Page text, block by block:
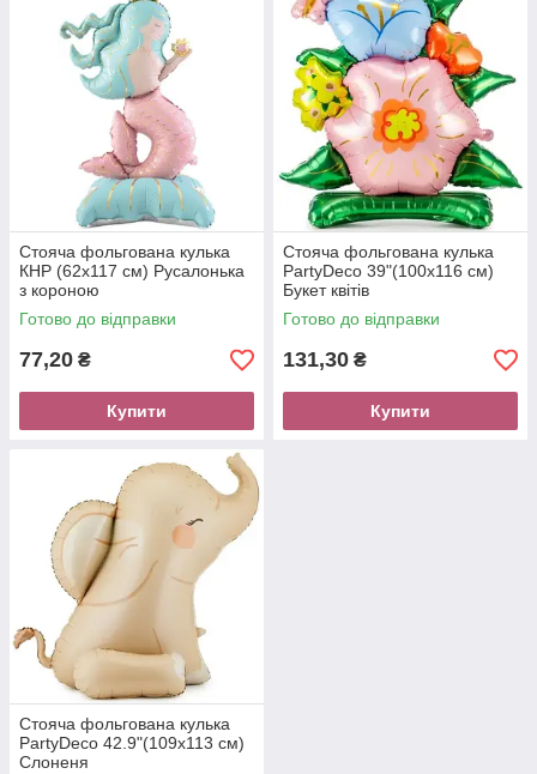
Стояча фольгована кулька
КНР (62х117 см) Русалонька
з короною
Готово до відправки
77,20 ₴
Купити
Стояча фольгована кулька
PartyDeco 39"(100х116 см)
Букет квітів
Готово до відправки
131,30 ₴
Купити
Стояча фольгована кулька
PartyDeco 42.9"(109х113 см)
Слоненя